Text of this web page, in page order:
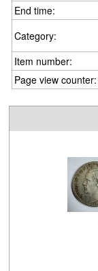
End time:
Category:
Item number:
Page view counter: